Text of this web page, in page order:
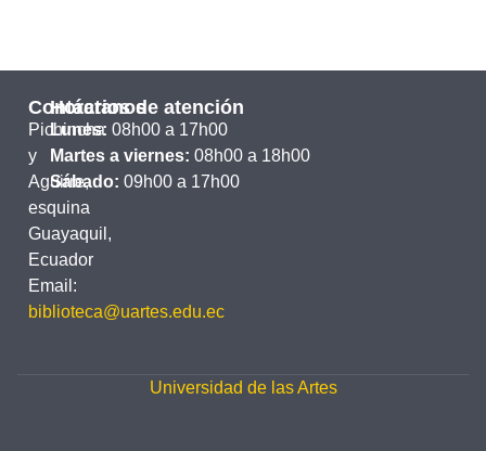
Contáctanos
Pichincha
y
Aguirre,
esquina
Guayaquil,
Ecuador
Email:
biblioteca@uartes.edu.ec
Horarios de atención
Lunes: 08h00 a 17h00
Martes a viernes: 08h00 a 18h00
Sábado: 09h00 a 17h00
Universidad de las Artes